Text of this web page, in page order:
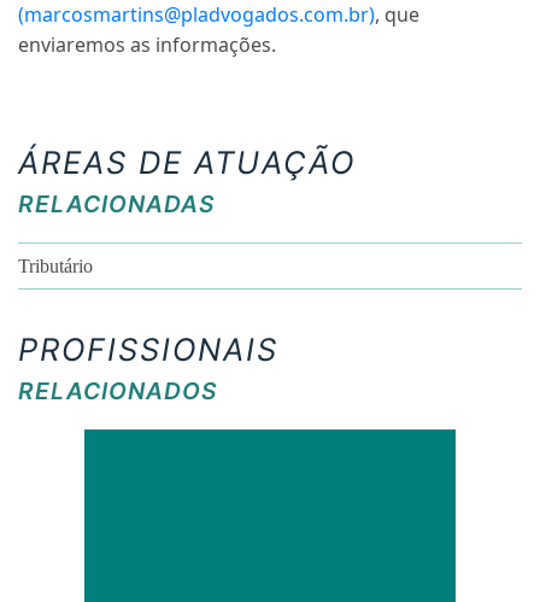
(marcosmartins@pladvogados.com.br), que
enviaremos as informações.
ÁREAS DE ATUAÇÃO
RELACIONADAS
Tributário
PROFISSIONAIS
RELACIONADOS